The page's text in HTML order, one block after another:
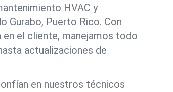
HVAC y
Gurabo, Puerto Rico. Con
el cliente, manejamos todo
actualizaciones de
en nuestros técnicos